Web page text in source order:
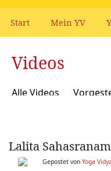
Start Mein YV
Videos
Alle Videos
Lalita
Gepostet von Yoga Vidya